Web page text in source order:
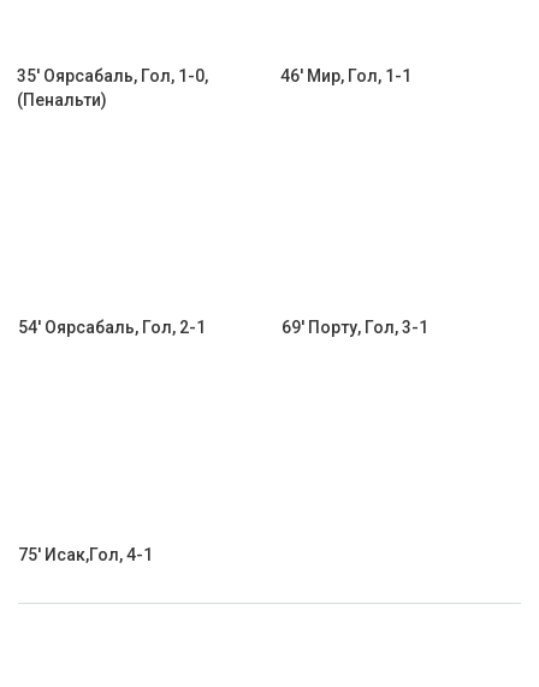
35' Оярсабаль, Гол, 1-0,
(Пенальти)
46' Мир, Гол, 1-1
54' Оярсабаль, Гол, 2-1 69' Порту, Гол, 3-1
75' Исак,Гол, 4-1